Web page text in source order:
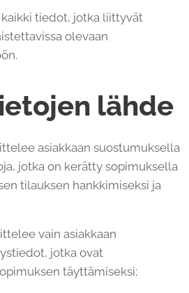
tiedot, jotka liittyvät
olevaan
lähde
asiakkaan suostumuksella
jotka on kerätty sopimuksella
tilauksen hankkimiseksi ja
vain asiakkaan
jotka ovat
täyttämiseksi;